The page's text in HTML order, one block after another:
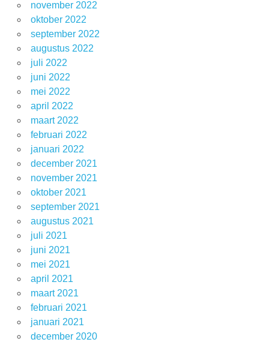
november 2022
oktober 2022
september 2022
augustus 2022
juli 2022
juni 2022
mei 2022
april 2022
maart 2022
februari 2022
januari 2022
december 2021
november 2021
oktober 2021
september 2021
augustus 2021
juli 2021
juni 2021
mei 2021
april 2021
maart 2021
februari 2021
januari 2021
december 2020